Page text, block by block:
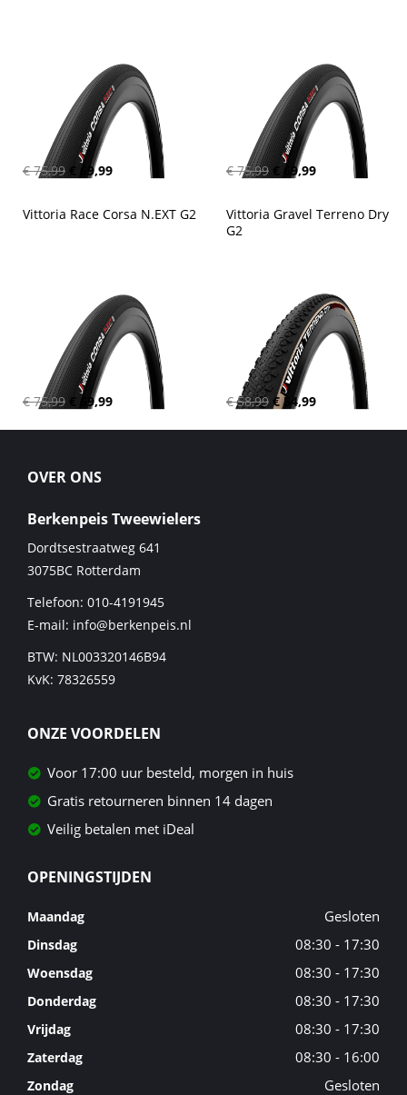
€ 75,99 € 69,99 € 75,99 € 69,99
Vittoria Race Corsa N.EXT G2
€ 75,99 € 69,99
Vittoria Gravel Terreno Dry
G2
€ 58,99 € 54,99
OVER ONS
Berkenpeis Tweewielers
Dordtsestraatweg 641
3075BC Rotterdam
Telefoon: 010-4191945
E-mail: info@berkenpeis.nl
BTW: NL003320146B94
KvK: 78326559
ONZE VOORDELEN
Voor 17:00 uur besteld, morgen in huis
Gratis retourneren binnen 14 dagen
Veilig betalen met iDeal
OPENINGSTIJDEN
Maandag Gesloten
Dinsdag 08:30 - 17:30
Woensdag 08:30 - 17:30
Donderdag 08:30 - 17:30
Vrijdag 08:30 - 17:30
Zaterdag 08:30 - 16:00
Zondag Gesloten